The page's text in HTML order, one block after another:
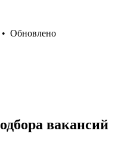
• Обновлено
вакансий